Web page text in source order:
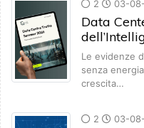
2 03-
Data
Le evidenze
senza
crescita…
2 03-